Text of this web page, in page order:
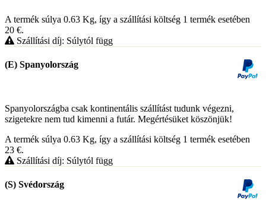
A termék súlya 0.63 Kg, így a szállítási költség 1 termék esetében
20 €.
Szállítási díj: Súlytól függ
(E) Spanyolország
Spanyolországba csak kontinentális szállítást tudunk végezni,
szigetekre nem tud kimenni a futár. Megértésüket köszönjük!
A termék súlya 0.63 Kg, így a szállítási költség 1 termék esetében
23 €.
Szállítási díj: Súlytól függ
(S) Svédország